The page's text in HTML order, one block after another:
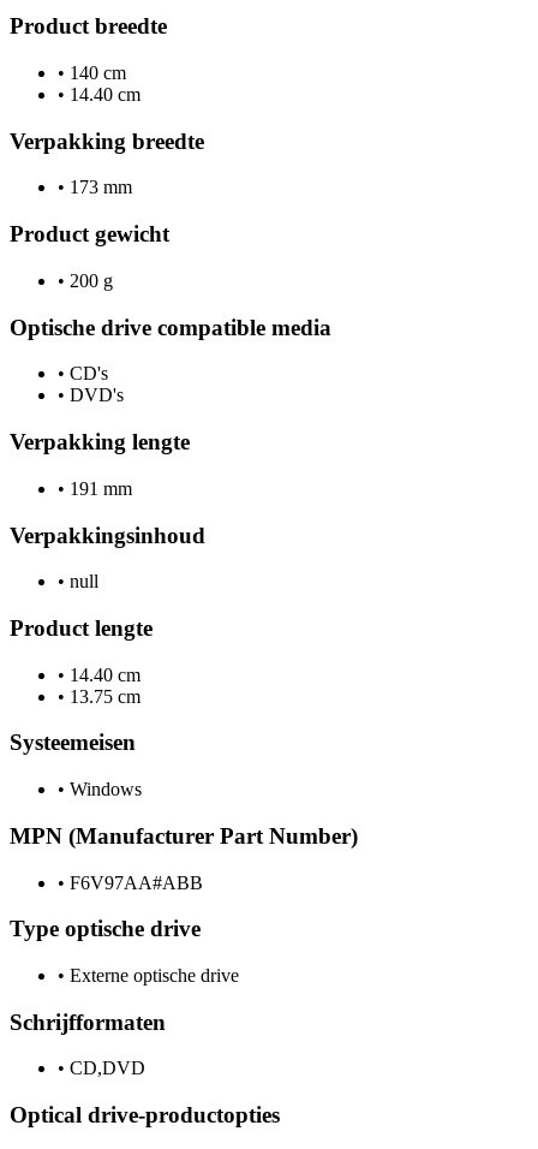
Product breedte
• 140 cm
• 14.40 cm
Verpakking breedte
• 173 mm
Product gewicht
• 200 g
Optische drive compatible media
• CD's
• DVD's
Verpakking lengte
• 191 mm
Verpakkingsinhoud
• null
Product lengte
• 14.40 cm
• 13.75 cm
Systeemeisen
• Windows
MPN (Manufacturer Part Number)
• F6V97AA#ABB
Type optische drive
• Externe optische drive
Schrijfformaten
• CD,DVD
Optical drive-productopties